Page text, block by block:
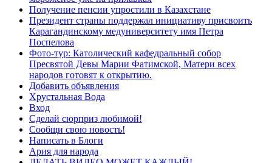
Получение пенсии упростили в Казахстане
Президент страны поддержал инициативу присвоить
Карагандинскому медуниверситету имя Петра
Поспелова
Фото-тур: Католический кафедральный собор
Пресвятой Девы Марии Фатимской, Матери всех
народов готовят к открытию.
Добавить объявления
Хрустальная Вода
Вход
Сделай сюрприз любимой!
Сообщи свою новость!
Написать в Блоги
Ария для народа